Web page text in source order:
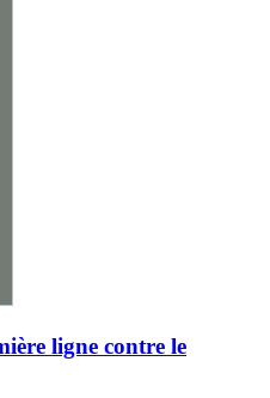
ligne contre le